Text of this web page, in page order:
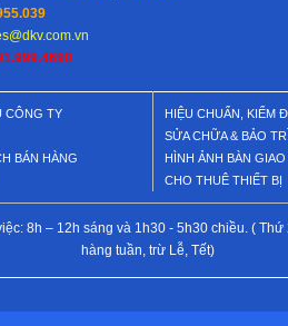
CÔNG TY
BÁN HÀNG
HIỆU CHUẨN, KIỂM
SỬA CHỮA & BẢO
HÌNH ẢNH BÀN
CHO THUÊ THIẾT BỊ
8h – 12h sáng và 1h30 - 5h30 chiều. ( Thứ
hàng tuần, trừ Lễ, Tết)